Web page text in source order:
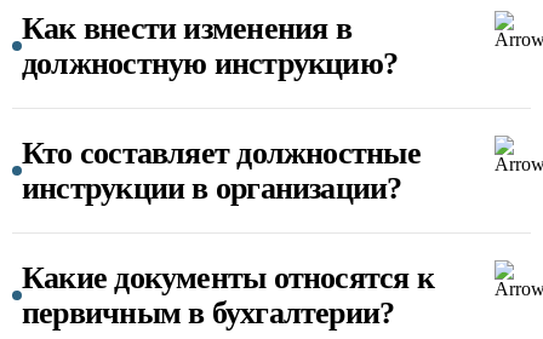
Как внести изменения в
должностную инструкцию?
Кто составляет должностные
инструкции в организации?
Какие документы относятся к
первичным в бухгалтерии?